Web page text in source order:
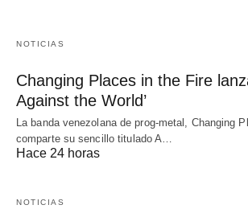
NOTICIAS
Changing Places in the Fire
Against the World’
La banda venezolana de prog-metal, Changing
comparte su sencillo titulado A…
Hace 24 horas
NOTICIAS